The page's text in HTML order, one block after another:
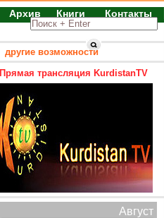
Архив Книги Контакты
другие возможности
Прямая трансляция KurdistanTV
Август